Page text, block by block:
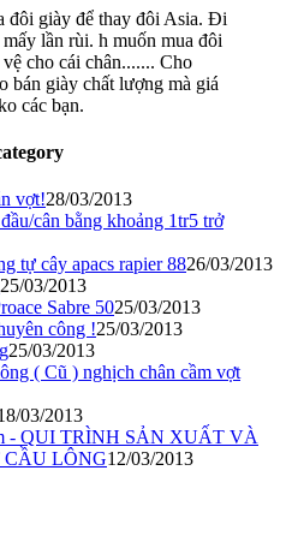
đôi giày để thay đôi Asia. Đi
lần rùi. h muốn mua đôi
cho cái chân....... Cho
bán giày chất lượng mà giá
các bạn.
vợt!28/03/2013
cân bằng khoảng 1tr5 trở
tự cây apacs rapier 8826/03/2013
25/03/2013
Sabre 5025/03/2013
công !25/03/2013
25/03/2013
( Cũ ) nghịch chân cầm vợt
03/2013
- QUI TRÌNH SẢN XUẤT VÀ
LÔNG12/03/2013